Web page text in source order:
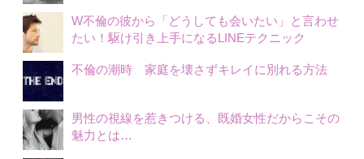
W不倫の彼から「どうしても会いたい」と言わせ
たい！駆け引き上手になるLINEテクニック
不倫の潮時 家庭を壊さずキレイに別れる方法
男性の視線を惹きつける、既婚女性だからこその
魅力とは…